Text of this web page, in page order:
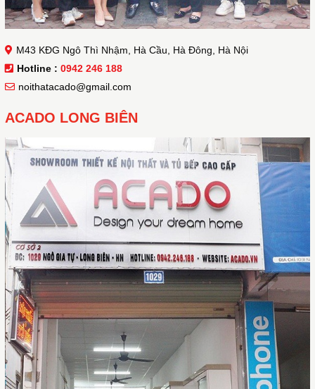
M43 KĐG Ngô Thì Nhậm, Hà Cầu, Hà Đông, Hà Nội
Hotline : 0942 246 188
noithatacado@gmail.com
ACADO LONG BIÊN